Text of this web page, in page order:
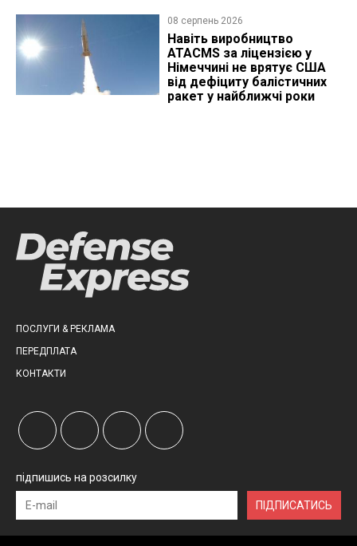
08 серпень 2026
Навіть виробництво
ATACMS за ліцензією у
Німеччині не врятує США
від дефіциту балістичних
ракет у найближчі роки
ПОСЛУГИ & РЕКЛАМА
ПЕРЕДПЛАТА
КОНТАКТИ
підпишись на розсилку
ПІДПИСАТИСЬ